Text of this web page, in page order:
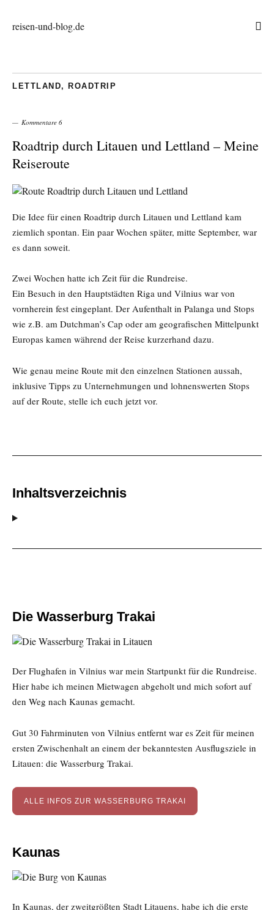
reisen-und-blog.de
LETTLAND, ROADTRIP
Kommentare 6
Roadtrip durch Litauen und Lettland – Meine
Reiseroute
Die Idee für einen Roadtrip durch Litauen und Lettland kam
ziemlich spontan. Ein paar Wochen später, mitte September, war
es dann soweit.
Zwei Wochen hatte ich Zeit für die Rundreise.
Ein Besuch in den Hauptstädten Riga und Vilnius war von
vornherein fest eingeplant. Der Aufenthalt in Palanga und Stops
wie z.B. am Dutchman’s Cap oder am geografischen Mittelpunkt
Europas kamen während der Reise kurzerhand dazu.
Wie genau meine Route mit den einzelnen Stationen aussah,
inklusive Tipps zu Unternehmungen und lohnenswerten Stops
auf der Route, stelle ich euch jetzt vor.
Inhaltsverzeichnis
Die Wasserburg Trakai
Der Flughafen in Vilnius war mein Startpunkt für die Rundreise.
Hier habe ich meinen Mietwagen abgeholt und mich sofort auf
den Weg nach Kaunas gemacht.
Gut 30 Fahrminuten von Vilnius entfernt war es Zeit für meinen
ersten Zwischenhalt an einem der bekanntesten Ausflugsziele in
Litauen: die Wasserburg Trakai.
ALLE INFOS ZUR WASSERBURG TRAKAI
Kaunas
In Kaunas, der zweitgrößten Stadt Litauens, habe ich die erste